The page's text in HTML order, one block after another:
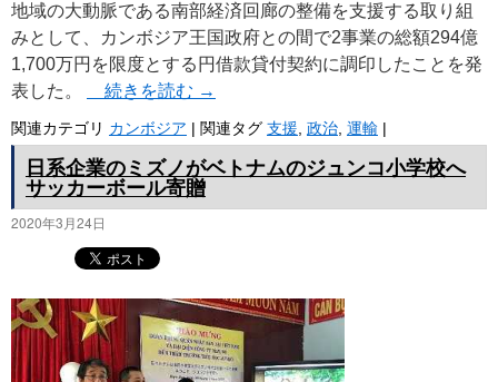
地域の大動脈である南部経済回廊の整備を支援する取り組
みとして、カンボジア王国政府との間で2事業の総額294億
1,700万円を限度とする円借款貸付契約に調印したことを発
表した。
続きを読む →
関連カテゴリ カンボジア | 関連タグ 支援 政治 運輸 |
日系企業のミズノがベトナムのジュンコ小学校へ
サッカーボール寄贈
2020年3月24日